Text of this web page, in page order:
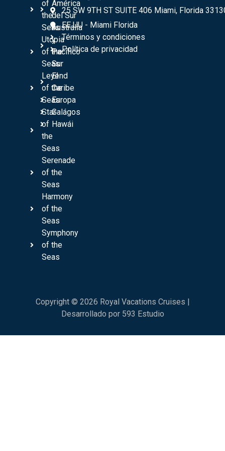
of
the
Seas
Utopia
of the
Seas
Leyend
of the
Seas
Star
of
the
Seas
Serenade
of the
Seas
Harmony
of the
Seas
Symphony
of the
Seas
América
del Sur
Australia
y
Pacífico
Sur
El
Caribe
Europa
Galágos
Hawái
25 SW 9TH ST SUITE 406 Miami, Florida
EE UU - Miami Florida
Términos y condiciones
Política de privacidad
Copyright © 2026 Royal Vacations Cruises |
Desarrollado por 593 Estudio